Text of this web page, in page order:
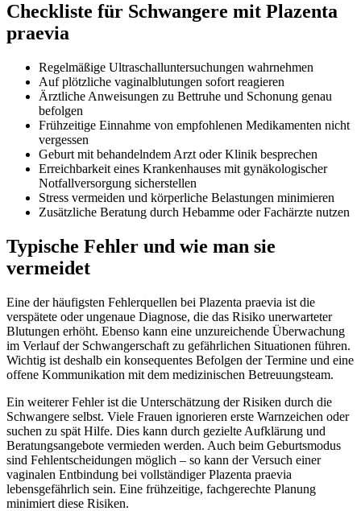
Checkliste für Schwangere mit Plazenta
praevia
Regelmäßige Ultraschalluntersuchungen wahrnehmen
Auf plötzliche vaginalblutungen sofort reagieren
Ärztliche Anweisungen zu Bettruhe und Schonung genau
befolgen
Frühzeitige Einnahme von empfohlenen Medikamenten nicht
vergessen
Geburt mit behandelndem Arzt oder Klinik besprechen
Erreichbarkeit eines Krankenhauses mit gynäkologischer
Notfallversorgung sicherstellen
Stress vermeiden und körperliche Belastungen minimieren
Zusätzliche Beratung durch Hebamme oder Fachärzte nutzen
Typische Fehler und wie man sie
vermeidet
Eine der häufigsten Fehlerquellen bei Plazenta praevia ist die
verspätete oder ungenaue Diagnose, die das Risiko unerwarteter
Blutungen erhöht. Ebenso kann eine unzureichende Überwachung
im Verlauf der Schwangerschaft zu gefährlichen Situationen führen.
Wichtig ist deshalb ein konsequentes Befolgen der Termine und eine
offene Kommunikation mit dem medizinischen Betreuungsteam.
Ein weiterer Fehler ist die Unterschätzung der Risiken durch die
Schwangere selbst. Viele Frauen ignorieren erste Warnzeichen oder
suchen zu spät Hilfe. Dies kann durch gezielte Aufklärung und
Beratungsangebote vermieden werden. Auch beim Geburtsmodus
sind Fehlentscheidungen möglich – so kann der Versuch einer
vaginalen Entbindung bei vollständiger Plazenta praevia
lebensgefährlich sein. Eine frühzeitige, fachgerechte Planung
minimiert diese Risiken.